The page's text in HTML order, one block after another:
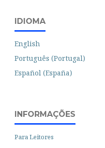
IDIOMA
English
Português (Portugal)
Español (España)
INFORMAÇÕES
Para Leitores